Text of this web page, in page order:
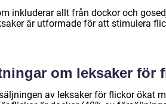
inkluderar allt från dockor och
är utformade för att stimulera
om leksaker för
av leksaker för flickor ökat